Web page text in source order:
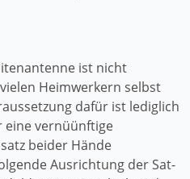
ist nicht
Heimwerkern selbst
dafür ist lediglich
eine vernüünftige
beider Hände
Ausrichtung der Sat-